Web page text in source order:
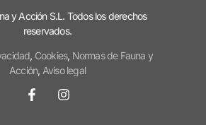
y Acción S.L. Todos los derechos
reservados.
, Cookies, Normas de Fauna y
Acción, Aviso legal